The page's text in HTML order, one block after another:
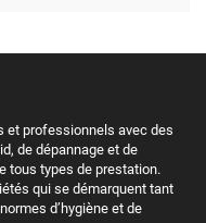
et professionnels avec des
de dépannage et de
tous types de prestation.
qui se démarquent tant
d’hygiène et de